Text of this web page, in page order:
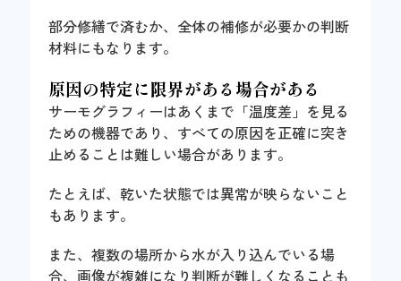
部分修繕で済むか、全体の補修が必要かの判断
材料にもなります。
原因の特定に限界がある場合がある
サーモグラフィーはあくまで「温度差」を見る
ための機器であり、すべての原因を正確に突き
止めることは難しい場合があります。
たとえば、乾いた状態では異常が映らないこと
もあります。
また、複数の場所から水が入り込んでいる場
合、画像が複雑になり判断が難しくなることも